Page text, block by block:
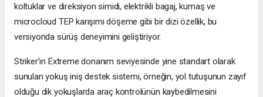
koltuklar ve direksiyon simidi, elektrikli bagaj, kumaş ve
microcloud TEP karışımı döşeme gibi bir dizi özellik, bu
versiyonda sürüş deneyimini geliştiriyor.
Striker’ın Extreme donanım seviyesinde yine standart olarak
sunulan yokuş iniş destek sistemi, örneğin, yol tutuşunun zayıf
olduğu dik yokuşlarda araç kontrolünün kaybedilmesini